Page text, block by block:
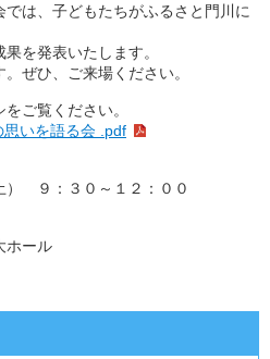
は、子どもたちがふるさと門川に
を発表いたします。
ぜひ、ご来場ください。
ご覧ください。
いを語る会 .pdf
９：３０～１２：００
ホール